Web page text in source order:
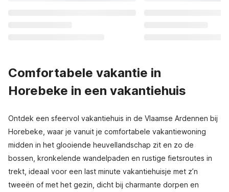
Comfortabele vakantie in
Horebeke in een vakantiehuis
Ontdek een sfeervol vakantiehuis in de Vlaamse Ardennen bij
Horebeke, waar je vanuit je comfortabele vakantiewoning
midden in het glooiende heuvellandschap zit en zo de
bossen, kronkelende wandelpaden en rustige fietsroutes in
trekt, ideaal voor een last minute vakantiehuisje met z’n
tweeën of met het gezin, dicht bij charmante dorpen en